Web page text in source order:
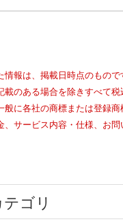
情報は、掲載日時点のもので
のある場合を除きすべて税
般に各社の商標または登録商
、サービス内容・仕様、お
ゴリ